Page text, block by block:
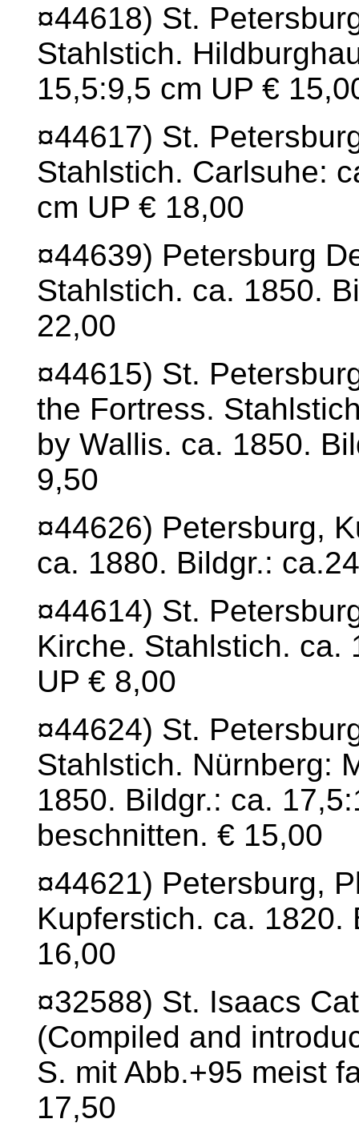
¤44618) St.
Stahlstich.
15,5:9,5 cm UP €
¤44617) St.
Stahlstich. Carlsuhe:
cm UP € 18,00
¤44639) Petersburg
Stahlstich. ca. 1850.
22,00
¤44615) St.
the Fortress.
by Wallis. ca. 1850.
9,50
¤44626) Petersburg,
ca. 1880. Bildgr.:
¤44614) St.
Kirche. Stahlstich. ca.
UP € 8,00
¤44624) St.
Stahlstich. Nürnberg:
1850. Bildgr.: ca.
beschnitten. € 15,00
¤44621) Petersburg,
Kupferstich. ca. 1820.
16,00
¤32588) St. Isaacs
(Compiled and
S. mit Abb.+95 meist
17,50